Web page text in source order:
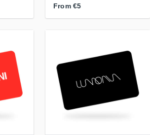
From €5